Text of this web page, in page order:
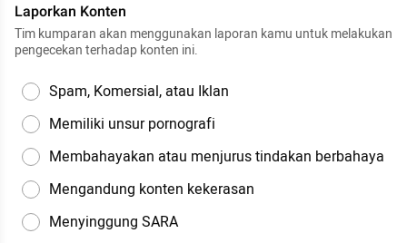
Laporkan Konten
Tim kumparan akan menggunakan laporan kamu untuk melakukan
pengecekan terhadap konten ini.
Spam, Komersial, atau Iklan
Memiliki unsur pornografi
Membahayakan atau menjurus tindakan berbahaya
Mengandung konten kekerasan
Menyinggung SARA